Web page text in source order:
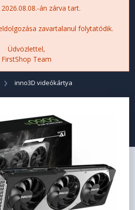
án zárva tart.
zavartalanul folytatódik.
Üdvözlettel,
FirstShop Team
inno3D videókártya